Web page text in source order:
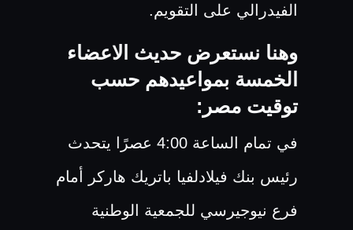
الفيدرالي على التقويم.
وهنا نستعرض حديث الاعضاء
الخمسة بمواعيدهم حسب
توقيت مصر:
في تمام الساعة 4:00 عصرًا يتحدث
رئيس بنك فيلادلفيا باتريك هاركر أمام
فرع نيوجيرسي للجمعية الوطنية